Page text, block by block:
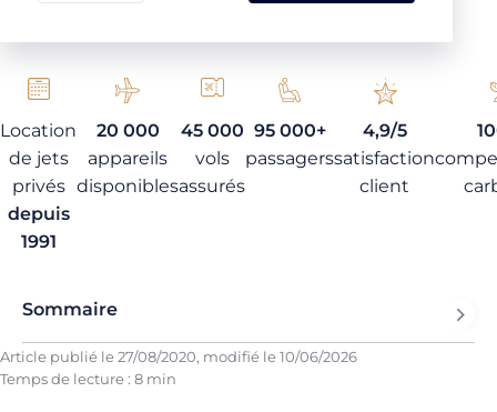
Location
de jets
privés
depuis
1991
20 000
appareils
disponibles
45 000
vols
assurés
95 000+
passagers
4,9/5
satisfaction
client
Sommaire
Article publié le27/08/2020, modifié le10/06/2026
Temps de lecture : 8 min